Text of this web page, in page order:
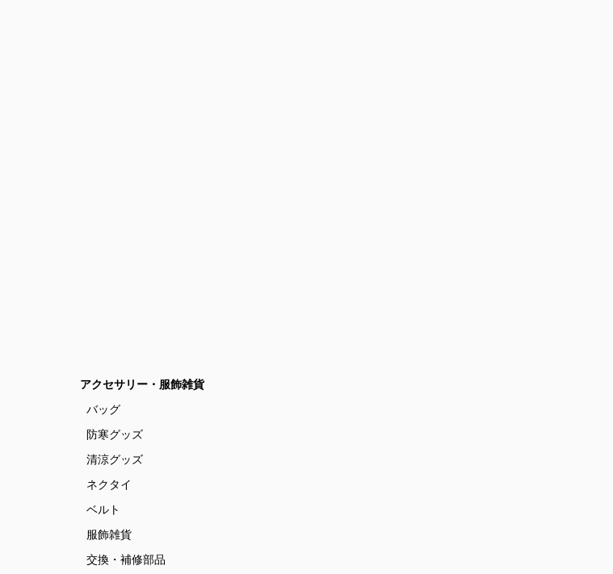
アクセサリー・服飾雑貨
バッグ
防寒グッズ
清涼グッズ
ネクタイ
ベルト
服飾雑貨
交換・補修部品